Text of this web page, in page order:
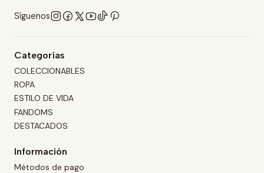
Síguenos
Categorías
COLECCIONABLES
ROPA
ESTILO DE VIDA
FANDOMS
DESTACADOS
Información
Métodos de pago